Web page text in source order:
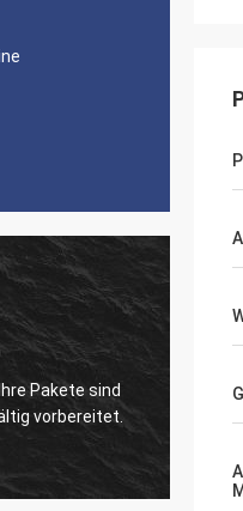
Sie gerade
über
Angebote,
Ich mag Ihre